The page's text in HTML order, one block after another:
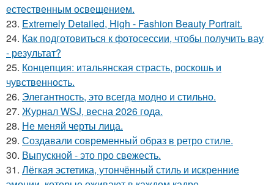
естественным освещением.
23. Extremely Detailed, High - Fashion Beauty Portrait.
24. Как подготовиться к фотосессии, чтобы получить вау
- результат?
25. Концепция: итальянская страсть, роскошь и
чувственность.
26. Элегантность, это всегда модно и стильно.
27. Журнал WSJ, весна 2026 года.
28. Не меняй черты лица.
29. Создавали современный образ в ретро стиле.
30. Выпускной - это про свежесть.
31. Лёгкая эстетика, утончённый стиль и искренние